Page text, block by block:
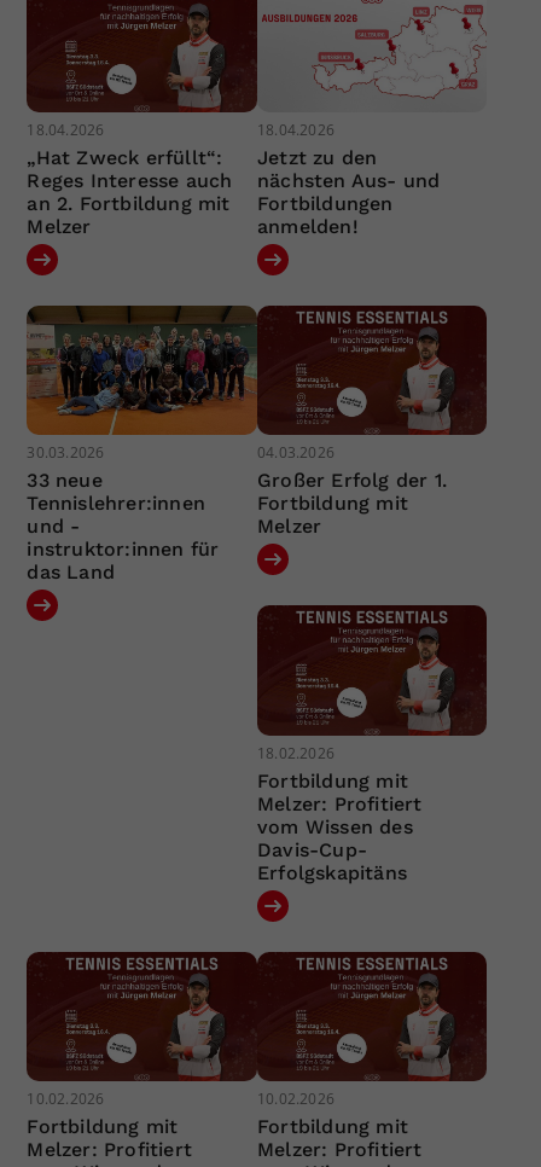
18.04.2026
„Hat Zweck erfüllt“:
Reges Interesse auch
an 2. Fortbildung mit
Melzer
18.04.2026
Jetzt zu den
nächsten Aus- und
Fortbildungen
anmelden!
30.03.2026
33 neue
Tennislehrer:innen
und -
instruktor:innen für
das Land
04.03.2026
Großer Erfolg der 1.
Fortbildung mit
Melzer
18.02.2026
Fortbildung mit
Melzer: Profitiert
vom Wissen des
Davis-Cup-
Erfolgskapitäns
10.02.2026
Fortbildung mit
Melzer: Profitiert
10.02.2026
Fortbildung mit
Melzer: Profitiert